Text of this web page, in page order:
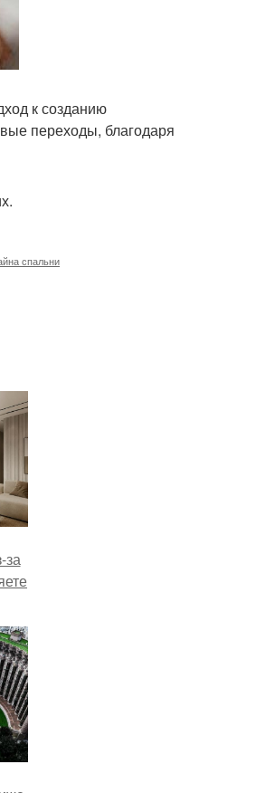
к созданию
переходы, благодаря
спальни
за